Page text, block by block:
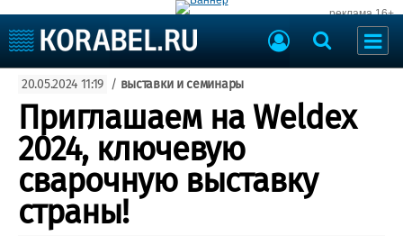
реклама 16+
Судоходство
Судоремонт
События
Пресс-релизы
Порты
Рыболовство
ВМФ
Образование
Яхты и катера
Еще
20.05.2024 11:19 / выставки и семинары
Приглашаем на Weldex
2024, ключевую
сварочную выставку
страны!